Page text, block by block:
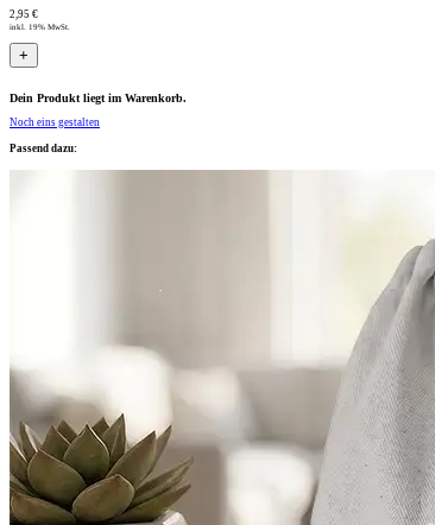
2,95 €
inkl. 19% MwSt.
+
Dein Produkt liegt im Warenkorb.
Noch eins gestalten
Passend dazu: